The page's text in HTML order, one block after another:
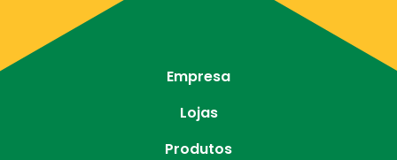
Empresa
Lojas
Produtos